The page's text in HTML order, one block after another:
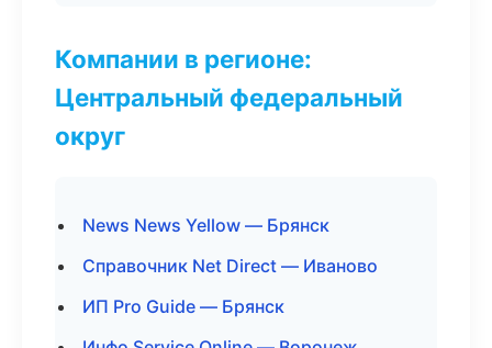
Компании в регионе:
Центральный федеральный
округ
News News Yellow — Брянск
Справочник Net Direct — Иваново
ИП Pro Guide — Брянск